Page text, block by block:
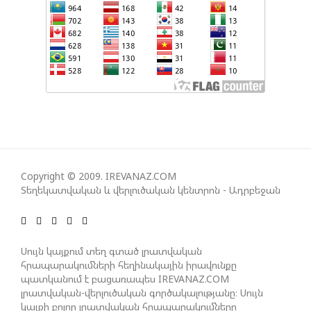
ՀԱՅԱՑՔ ՀԱՅԱՍՏԱՆԻՑ. ՈՐՔԱ՞Ն ԲԱՐՁՐ ԵՆ TRIPP-Ի
ԿՅԱՆՔԻ ԿՈՉՄԱՆ ՇԱՆՍԵՐՆ ԱՅՍ ՊԱՀԻՆ
ՀԱՊԿ-Ի ՄԱՍՆԱԿՑՈՒԹՅՈՒՆԸ ՂԱՐԱԲԱՂՅԱՆ
ԳՈՐԾՈՒՆԵՈՒԹՅՈՒՆ ԱԴՐԲԵՋԱՆՈՒՄ ԱՆՕՐԻՆԱԿԱՆ
Է ՃԱՆԱՉՎԵԼ
ՄԱԼԴԻՎՑԻ ԳՈՐԾԸՆԿԵՐ ՄՈՀԱՄՄԵԴ ՄՈՒԻԶԱՅԻՆ.
«ՄԵՆՔ ԳՈՀ ԵՆՔ ԱԴՐԲԵՋԱՆԻ ԵՎ ՄԱԼԴԻՎՆԵՐԻ
ՄԻՋԵՎ ՀԱՐԱԲԵՐՈՒԹՅՈՒՆՆԵՐԻ ԴԻՆԱՄԻԿ
ԶԱՐԳԱՑՈՒՄԻՑ»
Copyright © 2009. IREVANAZ.COM
Տեղեկատվական և վերլուծական կենտրոն - Ադրբեջան
Սույն կայքում տեղ գտած լրատվական
հրապարակումների հեղինակային իրավունքը
պատկանում է բացառապես IREVANAZ.COM
լրատվական-վերլուծական գործակալությանը։ Սույն
կայքի բոլոր լրատվական հրապարակումները